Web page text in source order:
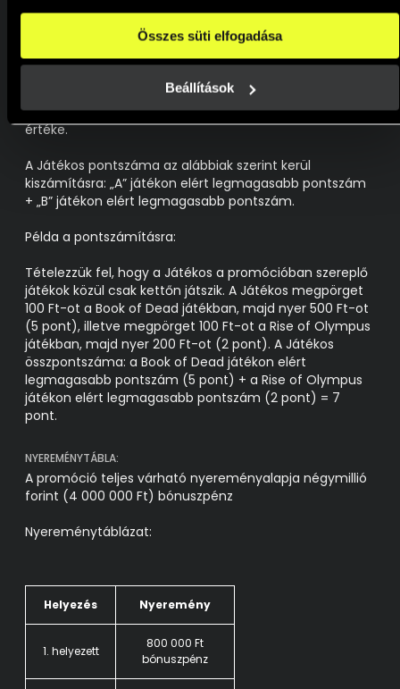
dönthethetsz arról, hogy a weboldal használatához
elengedhetetlen sütiken kívül milyen célokat engedélyez.
A weboldalainkon használt sütikről további információkat
erre a linkre kattintva a Süti tájékoztatónkban találsz!
Összes süti elfogadása
Beállítások
adott pontszámot.
PONTSZÁMÍTÁS:
nagyságához viszonyított, a részt vevő játékokon elért
játékonkénti legnagyobb nyeremények összesített
értéke.
A Játékos pontszáma az alábbiak szerint kerül
kiszámításra: „A” játékon elért legmagasabb pontszám
+ „B” játékon elért legmagasabb pontszám.
Példa a pontszámításra:
Tételezzük fel, hogy a Játékos a promócióban szereplő
játékok közül csak kettőn játszik. A Játékos megpörget
100 Ft-ot a Book of Dead játékban, majd nyer 500 Ft-ot
(5 pont), illetve megpörget 100 Ft-ot a Rise of Olympus
játékban, majd nyer 200 Ft-ot (2 pont). A Játékos
összpontszáma: a Book of Dead játékon elért
legmagasabb pontszám (5 pont) + a Rise of Olympus
játékon elért legmagasabb pontszám (2 pont) = 7
pont.
NYEREMÉNYTÁBLA:
A promóció teljes várható nyereményalapja négymillió
forint (4 000 000 Ft) bónuszpénz
Nyereménytáblázat:
Helyezés Nyeremény
1. helyezett
800 000 Ft
bónuszpénz